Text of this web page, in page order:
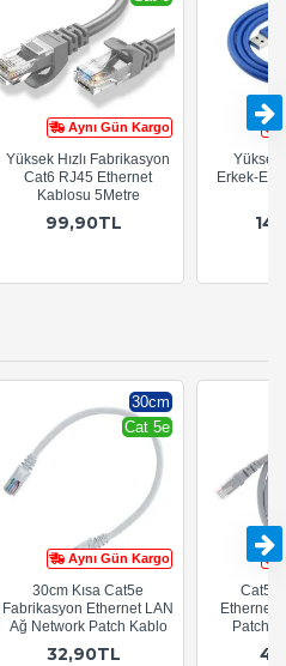
Aynı Gün Kargo
Yüksek Hızlı Fabrikasyon
Cat6 RJ45 Ethernet
Kablosu 5Metre
99,90TL
Yüksek
Erkek-
Aynı Gün Kargo
30cm
Cat 5e
30cm Kısa Cat5e
Fabrikasyon Ethernet LAN
Ağ Network Patch Kablo
32,90TL
Cat5e
Ethernet
Patch